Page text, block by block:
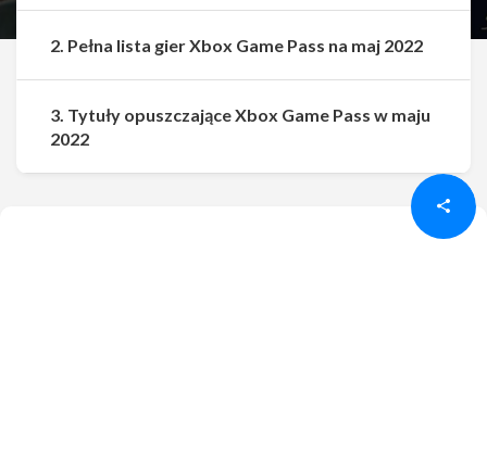
2. Pełna lista gier Xbox Game Pass na maj 2022
3. Tytuły opuszczające Xbox Game Pass w maju
2022